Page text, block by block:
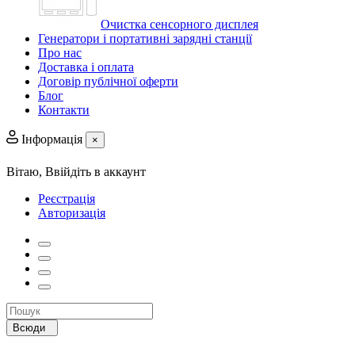
Очистка сенсорного дисплея
Генератори і портативні зарядні станції
Про нас
Доставка і оплата
Договір публічної оферти
Блог
Контакти
Інформація ×
Вітаю, Ввійдіть в аккаунт
Реєстрація
Авторизація
Всюди